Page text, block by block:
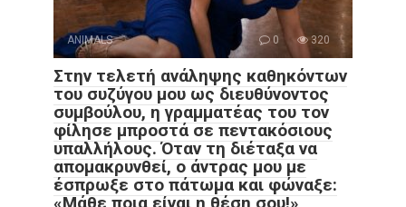
ANIMALS 0 320
Στην τελετή ανάληψης καθηκόντων
του συζύγου μου ως διευθύνοντος
συμβούλου, η γραμματέας του τον
φίλησε μπροστά σε πεντακόσιους
υπαλλήλους. Όταν τη διέταξα να
απομακρυνθεί, ο άντρας μου με
έσπρωξε στο πάτωμα και φώναξε: